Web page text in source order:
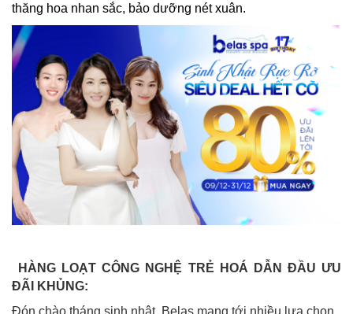
thăng hoa nhan sắc, bảo dưỡng nét xuân.
HÀNG LOẠT CÔNG NGHỆ TRẺ HOÁ DẪN ĐẦU ƯU
ĐÃI KHỦNG:
Đón chào tháng sinh nhật, Belas mang tới nhiều lựa chọn